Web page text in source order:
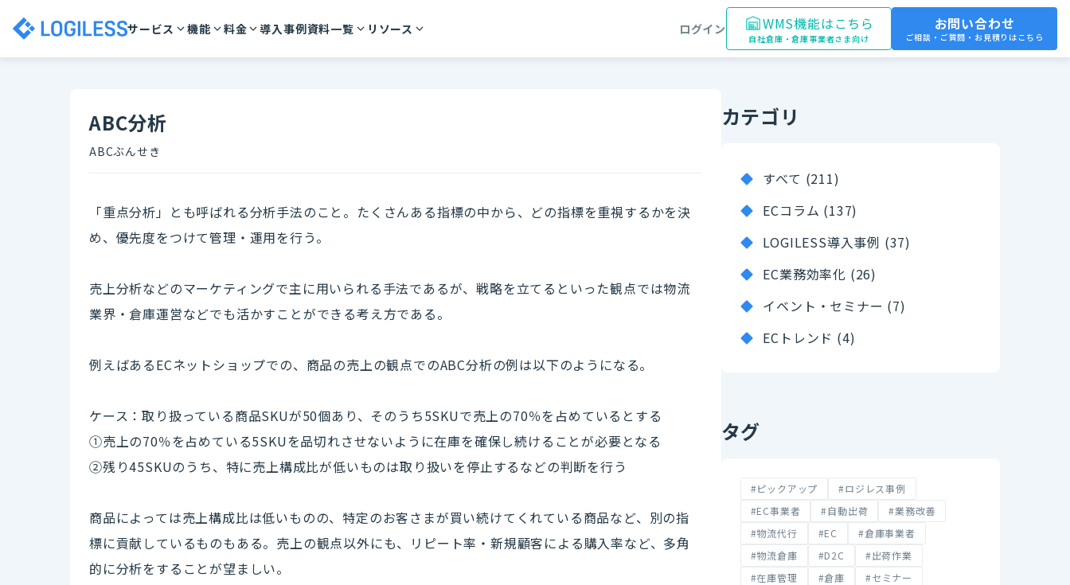
サービス 機能 料金 導入事例資料一覧 リソース ログイン WMS機能はこちら
自社倉庫・倉庫事業者さま向け
お問い合わせ
ご相談・ご質問・お見積りはこちら
ABC分析
ABCぶんせき
「重点分析」とも呼ばれる分析手法のこと。たくさんある指標の中から、どの指標を重視するかを決
め、優先度をつけて管理・運用を行う。
売上分析などのマーケティングで主に用いられる手法であるが、戦略を立てるといった観点では物流
業界・倉庫運営などでも活かすことができる考え方である。
例えばあるECネットショップでの、商品の売上の観点でのABC分析の例は以下のようになる。
ケース：取り扱っている商品SKUが50個あり、そのうち5SKUで売上の70％を占めているとする
①売上の70％を占めている5SKUを品切れさせないように在庫を確保し続けることが必要となる
②残り45SKUのうち、特に売上構成比が低いものは取り扱いを停止するなどの判断を行う
商品によっては売上構成比は低いものの、特定のお客さまが買い続けてくれている商品など、別の指
標に貢献しているものもある。売上の観点以外にも、リピート率・新規顧客による購入率など、多角
的に分析をすることが望ましい。
カテゴリ
すべて (211)
ECコラム (137)
LOGILESS導入事例 (37)
EC業務効率化 (26)
イベント・セミナー (7)
ECトレンド (4)
タグ
#ピックアップ
#ロジレス事例
#EC事業者
#自動出荷
#業務改善
#物流代行
#EC
#倉庫事業者
#物流倉庫
#D2C
#出荷作業
#在庫管理
#倉庫
#セミナー